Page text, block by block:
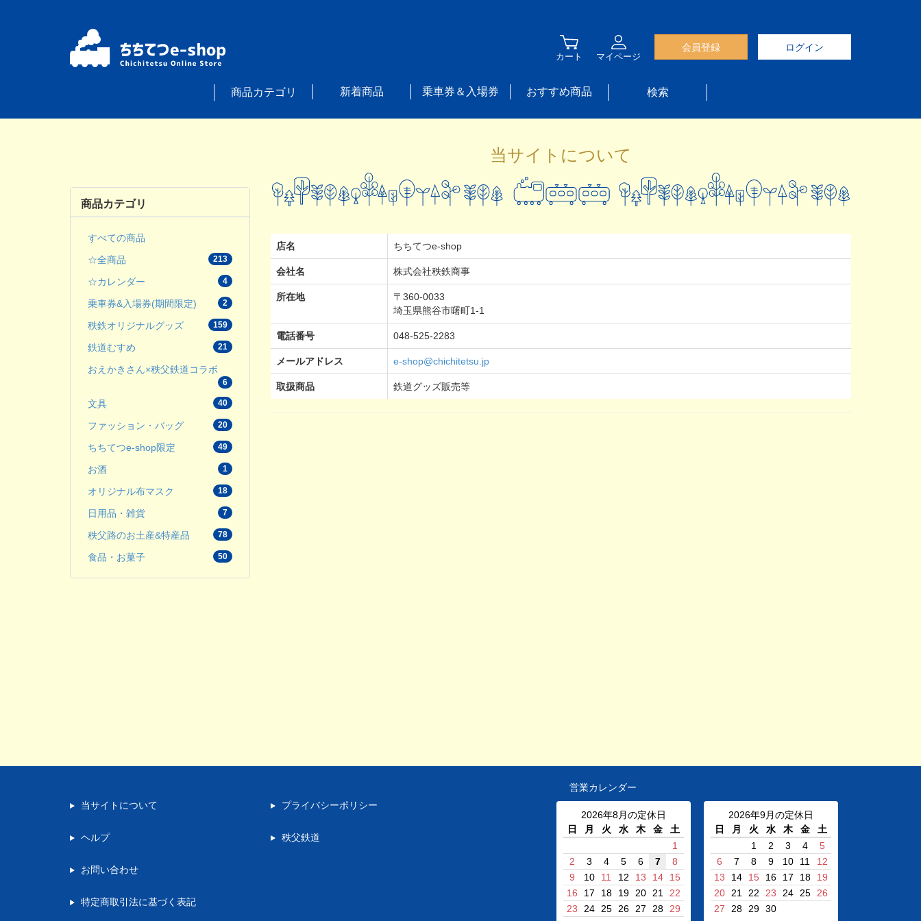
カート マイページ
会員登録 ログイン
商品カテゴリ 新着商品 乗車券＆入場券 おすすめ商品 検索
当サイトについて
店名 ちちてつe-shop
会社名 株式会社秩鉄商事
所在地
〒360-0033
埼玉県熊谷市曙町1-1
電話番号 048-525-2283
メールアドレス e-shop@chichitetsu.jp
取扱商品 鉄道グッズ販売等
商品カテゴリ
すべての商品
☆全商品
213
☆カレンダー 4
乗車券&入場券(期間限定) 2
秩鉄オリジナルグッズ 159
鉄道むすめ 21
おえかきさん×秩父鉄道コラボ
6
文具 40
ファッション・バッグ 20
ちちてつe-shop限定 49
お酒 1
オリジナル布マスク 18
日用品・雑貨 7
秩父路のお土産&特産品 78
食品・お菓子 50
当サイトについて
ヘルプ
お問い合わせ
特定商取引法に基づく表記
プライバシーポリシー
秩父鉄道
営業カレンダー
2026年8月の定休日
日
月 火 水 木 金
土
1
2
3 4 5 6 7
8
9
10 11 12 13 14
15
16
17 18 19 20 21
22
23
24 25 26 27 28
29
2026年9月の定休日
日
月 火 水 木 金
土
1
2 3 4
5
6
7 8 9 10 11
12
13
14 15 16 17 18
19
20
21 22 23 24 25
26
27
28 29 30